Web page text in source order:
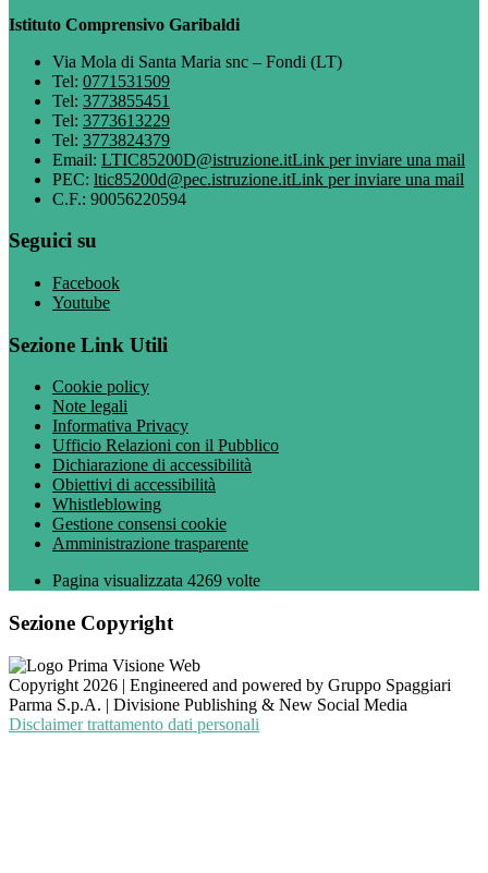
Istituto Comprensivo Garibaldi
Via Mola di Santa Maria snc – Fondi (LT)
Tel: 0771531509
Tel: 3773855451
Tel: 3773613229
Tel: 3773824379
Email: LTIC85200D@istruzione.itLink per inviare una mail
PEC: ltic85200d@pec.istruzione.itLink per inviare una mail
C.F.: 90056220594
Seguici su
Facebook
Youtube
Sezione Link Utili
Cookie policy
Note legali
Informativa Privacy
Ufficio Relazioni con il Pubblico
Dichiarazione di accessibilità
Obiettivi di accessibilità
Whistleblowing
Gestione consensi cookie
Amministrazione trasparente
Pagina visualizzata 4269 volte
Sezione Copyright
Copyright 2026 | Engineered and powered by Gruppo Spaggiari
Parma S.p.A. | Divisione Publishing & New Social Media
Disclaimer trattamento dati personali